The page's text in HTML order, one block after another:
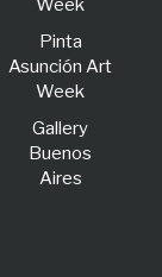
Week
Pinta
Asunción Art
Week
Gallery
Buenos
Aires